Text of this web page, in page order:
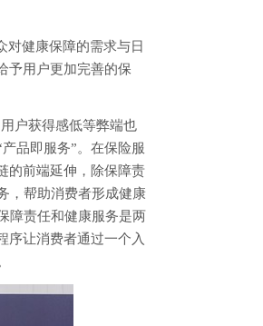
对健康保障的需求与日
予用户更加完善的保
户获得感低等弊端也
品即服务”。在保险服
的前端延伸，除保障责
，帮助消费者形成健康
障责任和健康服务是两
序让消费者通过一个入